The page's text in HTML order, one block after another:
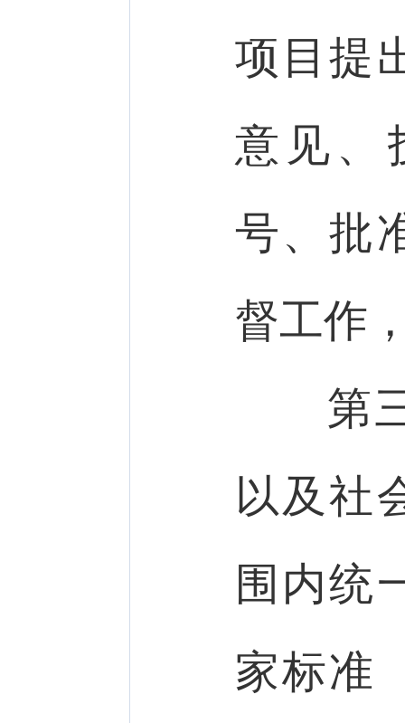
项目提
意见、
号、批
督工作
第
以及社
围内统
家标准